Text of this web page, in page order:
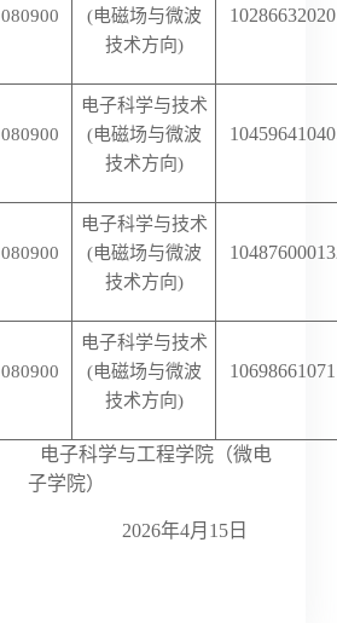
080900
(电磁场与微波
技术方向)
080900
电子科学与技术
(电磁场与微波
技术方向)
080900
电子科学与技术
(电磁场与微波
技术方向)
080900
电子科学与技术
(电磁场与微波
技术方向)
电子科学与工程学院（微电
子学院）
2026年4月 1 5 日